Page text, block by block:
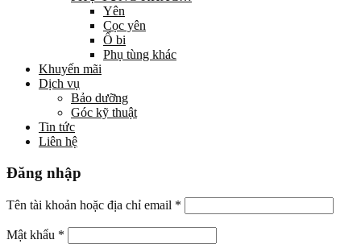
Yên
Cọc yên
Ổ bi
Phụ tùng khác
Khuyến mãi
Dịch vụ
Bảo dưỡng
Góc kỹ thuật
Tin tức
Liên hệ
Đăng nhập
Tên tài khoản hoặc địa chỉ email *
Mật khẩu *